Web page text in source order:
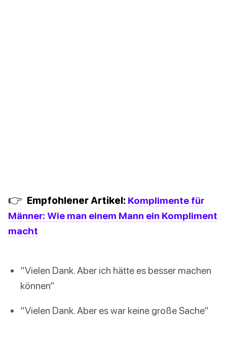
👉 Empfohlener Artikel: Komplimente für
Männer: Wie man einem Mann ein Kompliment
macht
“Vielen Dank. Aber ich hätte es besser machen
können”
“Vielen Dank. Aber es war keine große Sache”